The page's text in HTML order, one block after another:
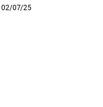
02/07/25